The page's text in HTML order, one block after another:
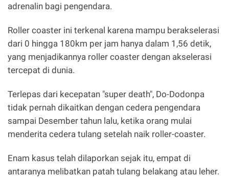
adrenalin bagi pengendara.
Roller coaster ini terkenal karena mampu berakselerasi
dari 0 hingga 180km per jam hanya dalam 1,56 detik,
yang menjadikannya roller coaster dengan akselerasi
tercepat di dunia.
Terlepas dari kecepatan "super death", Do-Dodonpa
tidak pernah dikaitkan dengan cedera pengendara
sampai Desember tahun lalu, ketika orang mulai
menderita cedera tulang setelah naik roller-coaster.
Enam kasus telah dilaporkan sejak itu, empat di
antaranya melibatkan patah tulang belakang atau leher.